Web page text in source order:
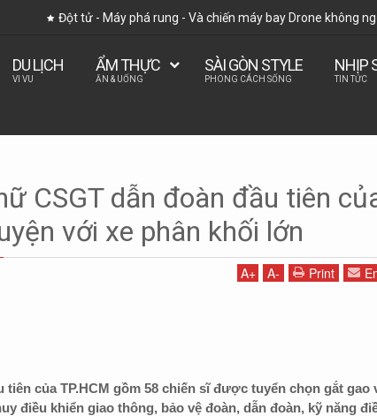
Đột tử - Máy phá rung - Và chiến máy bay Drone không
DU LỊCH
VI VU
ẨM THỰC
ĂN & UỐNG
SÀI GÒN STYLE
PHONG CÁCH SỐNG
NHỊP
TIN TỨC
Tiêu điểm
tiên của TP.HCM tập luyện với xe phân khối lớn
CSGT dẫn đoàn đầu tiên
với xe phân khối lớn
A+ A- Print
tiên của TP.HCM gồm 58 chiến sĩ được tuyển chọn gắt gao
điều khiển giao thông, bảo vệ đoàn, dẫn đoàn, kỹ năng